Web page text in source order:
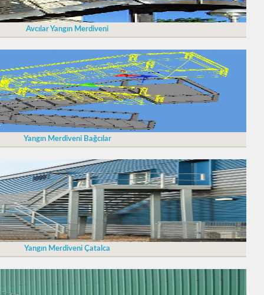
Avcılar Yangın Merdiveni
Yangın Merdiveni Bağcılar
Yangın Merdiveni Çatalca